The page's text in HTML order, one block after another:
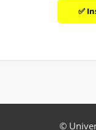
✅
©